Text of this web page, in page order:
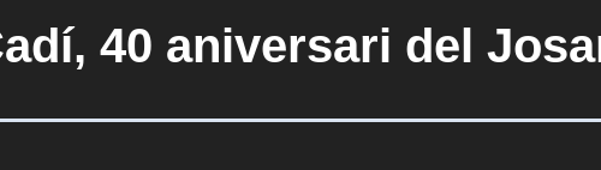
40 aniversari del